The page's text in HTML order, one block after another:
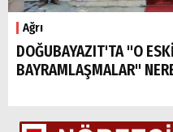
Ağrı
DOĞUBAYAZIT'TA "O ESKİ
BAYRAMLAŞMALAR"